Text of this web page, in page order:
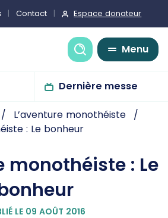
Contact Espace donateur
Recherche
Menu
Dernière messe
L’aventure monothéiste
: Le bonheur
monothéiste : Le
LE 09 AOÛT 2016